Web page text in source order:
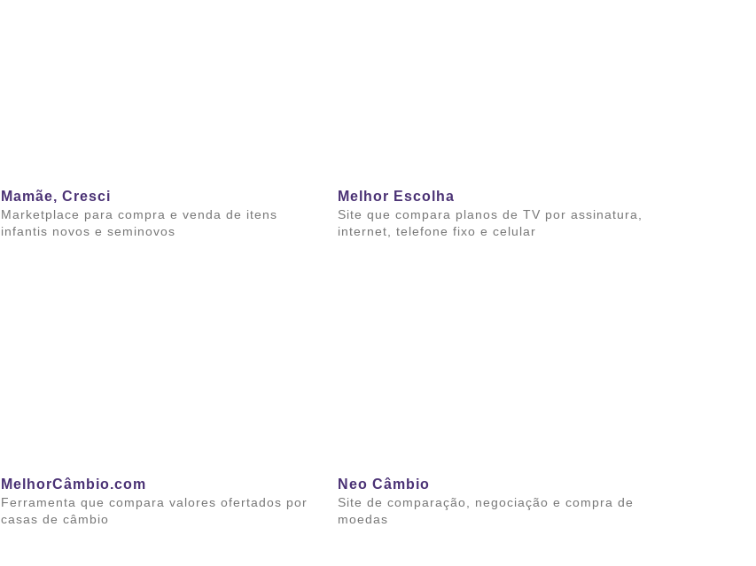
Mamãe, Cresci
Marketplace para compra e venda de itens
infantis novos e seminovos
Melhor Escolha
Site que compara planos de TV por assinatura,
internet, telefone fixo e celular
MelhorCâmbio.com
Ferramenta que compara valores ofertados por
casas de câmbio
Neo Câmbio
Site de comparação, negociação e compra de
moedas